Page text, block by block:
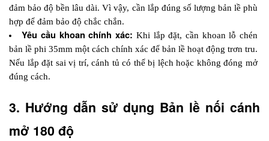
đảm bảo độ bền lâu dài. Vì vậy, cần lắp đúng số lượng bản lề phù
hợp để đảm bảo độ chắc chắn.
Yêu cầu khoan chính xác: Khi lắp đặt, cần khoan lỗ chén
bản lề phi 35mm một cách chính xác để bản lề hoạt động trơn tru.
Nếu lắp đặt sai vị trí, cánh tủ có thể bị lệch hoặc không đóng mở
đúng cách.
3. Hướng dẫn sử dụng Bản lề nối cánh
mở 180 độ